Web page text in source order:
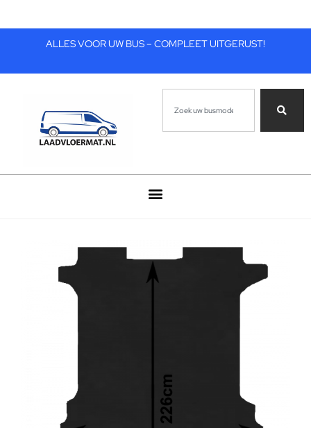
ALLES VOOR UW BUS – COMPLEET UITGERUST!